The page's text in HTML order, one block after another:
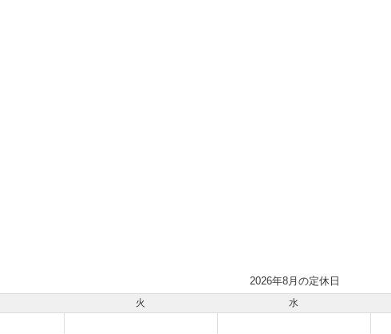
2026年8月の定休日
火 水